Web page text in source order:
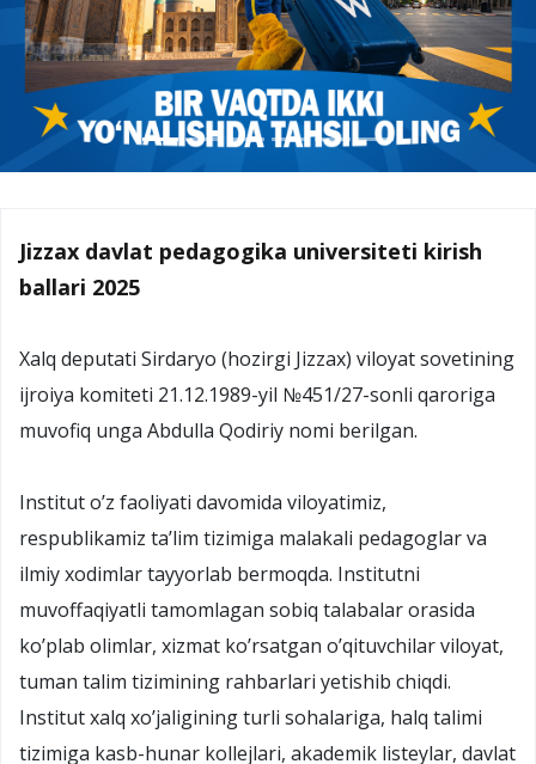
Jizzax davlat pedagogika universiteti kirish
ballari 2025
Xalq deputati Sirdaryo (hozirgi Jizzax) viloyat sovetining
ijroiya komiteti 21.12.1989-yil №451/27-sonli qaroriga
muvofiq unga Abdulla Qodiriy nomi berilgan.
Institut o’z faoliyati davomida viloyatimiz,
respublikamiz ta’lim tizimiga malakali pedagoglar va
ilmiy xodimlar tayyorlab bermoqda. Institutni
muvoffaqiyatli tamomlagan sobiq talabalar orasida
ko’plab olimlar, xizmat ko’rsatgan o’qituvchilar viloyat,
tuman talim tizimining rahbarlari yetishib chiqdi.
Institut xalq xo’jaligining turli sohalariga, halq talimi
tizimiga kasb-hunar kollejlari, akademik listeylar, davlat